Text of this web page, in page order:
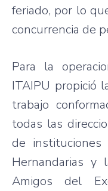
feriado, por lo
concurrencia de
Para la
ITAIPU propició
trabajo
todas las
de instituciones
Hernandarias y
Amigos del